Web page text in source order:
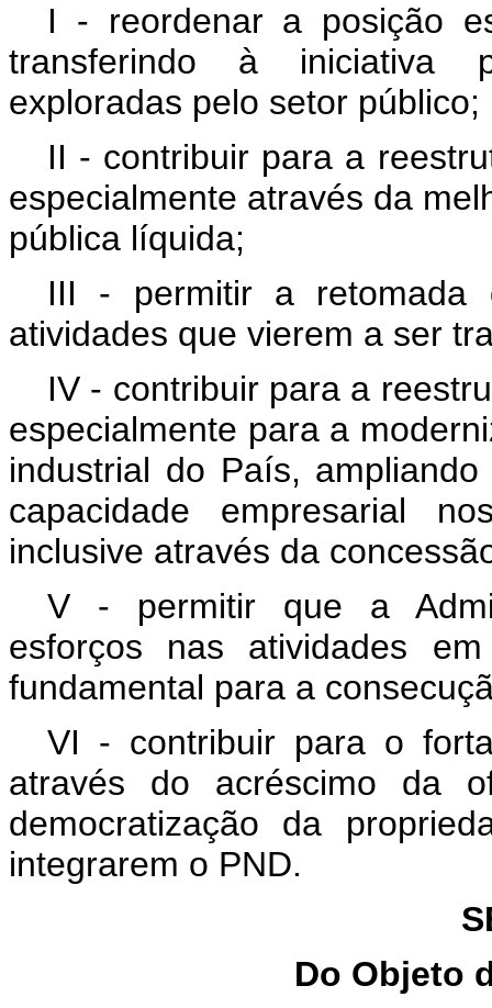
I - reordenar a posição
transferindo à iniciativa
exploradas pelo setor público;
II - contribuir para a
especialmente através da
pública líquida;
III - permitir a retomada
atividades que vierem a ser
IV - contribuir para a
especialmente para a
industrial do País,
capacidade empresarial
inclusive através da
V - permitir que a
esforços nas atividades
fundamental para a
VI - contribuir para o
através do acréscimo da
democratização da
integrarem o PND.
Do Objeto